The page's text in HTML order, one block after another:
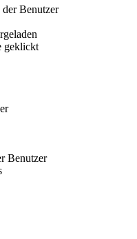
Benutzer
geklickt
Benutzer